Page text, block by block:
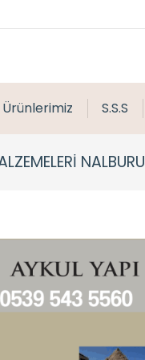
Ürünlerimiz S.S.S
NALBURU